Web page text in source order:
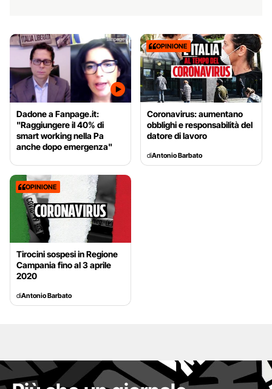
Dadone a Fanpage.it:
"Raggiungere il 40% di
smart working nella Pa
anche dopo emergenza"
OPINIONE
Coronavirus: aumentano
obblighi e responsabilità del
datore di lavoro
diAntonio Barbato
OPINIONE
Tirocini sospesi in Regione
Campania fino al 3 aprile
2020
diAntonio Barbato